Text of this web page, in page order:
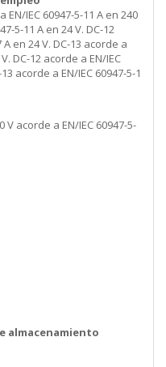
EN/IEC 60947-5-11 A en 240
5-11 A en 24 V. DC-12
en 24 V. DC-13 acorde a
DC-12 acorde a EN/IEC
acorde a EN/IEC 60947-5-1
V acorde a EN/IEC 60947-5-
almacenamiento